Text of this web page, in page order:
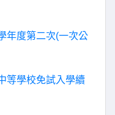
年度第二次(一次公
等學校免試入學續